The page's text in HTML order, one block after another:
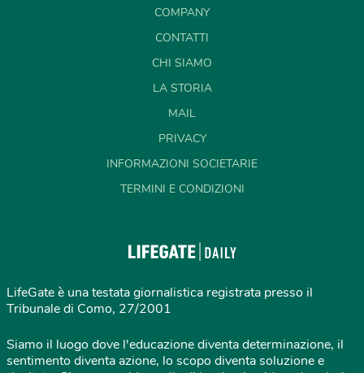
COMPANY
CONTATTI
CHI SIAMO
LA STORIA
MAIL
PRIVACY
INFORMAZIONI SOCIETARIE
TERMINI E CONDIZIONI
LifeGate è una testata giornalistica registrata presso il
Tribunale di Como, 27/2001
Siamo il luogo dove l'educazione diventa determinazione, il
sentimento diventa azione, lo scopo diventa soluzione e